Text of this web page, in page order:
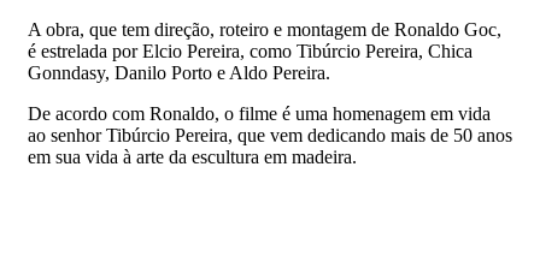
A obra, que tem direção, roteiro e montagem de Ronaldo Goc,
é estrelada por Elcio Pereira, como Tibúrcio Pereira, Chica
Gonndasy, Danilo Porto e Aldo Pereira.
De acordo com Ronaldo, o filme é uma homenagem em vida
ao senhor Tibúrcio Pereira, que vem dedicando mais de 50 anos
em sua vida à arte da escultura em madeira.